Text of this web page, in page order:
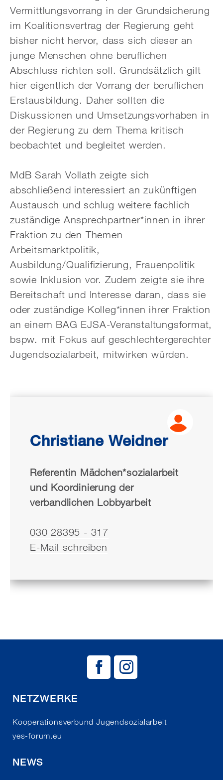
Vermittlungsvorrang in der Grundsicherung
im Koalitionsvertrag der Regierung geht
bisher nicht hervor, dass sich dieser an
junge Menschen ohne beruflichen
Abschluss richten soll. Grundsätzlich gilt
hier eigentlich der Vorrang der beruflichen
Erstausbildung. Daher sollten die
Diskussionen und Umsetzungsvorhaben in
der Regierung zu dem Thema kritisch
beobachtet und begleitet werden.
MdB Sarah Vollath zeigte sich
abschließend interessiert an zukünftigen
Austausch und schlug weitere fachlich
zuständige Ansprechpartner*innen in ihrer
Fraktion zu den Themen
Arbeitsmarktpolitik,
Ausbildung/Qualifizierung, Frauenpolitik
sowie Inklusion vor. Zudem zeigte sie ihre
Bereitschaft und Interesse daran, dass sie
oder zuständige Kolleg*innen ihrer Fraktion
an einem BAG EJSA-Veranstaltungsformat,
bspw. mit Fokus auf geschlechtergerechter
Jugendsozialarbeit, mitwirken würden.
Christiane Weidner
Referentin Mädchen*sozialarbeit
und Koordinierung der
verbandlichen Lobbyarbeit
030 28395 - 317
E-Mail schreiben
NETZWERKE
Kooperationsverbund Jugendsozialarbeit
yes-forum.eu
NEWS
BAG EJSA